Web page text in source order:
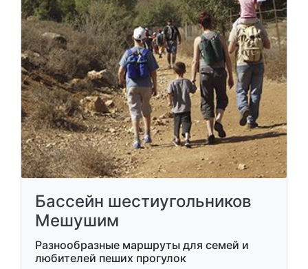
Бассейн шестиугольников
Мешушим
Разнообразные маршруты для семей и
любителей пеших прогулок